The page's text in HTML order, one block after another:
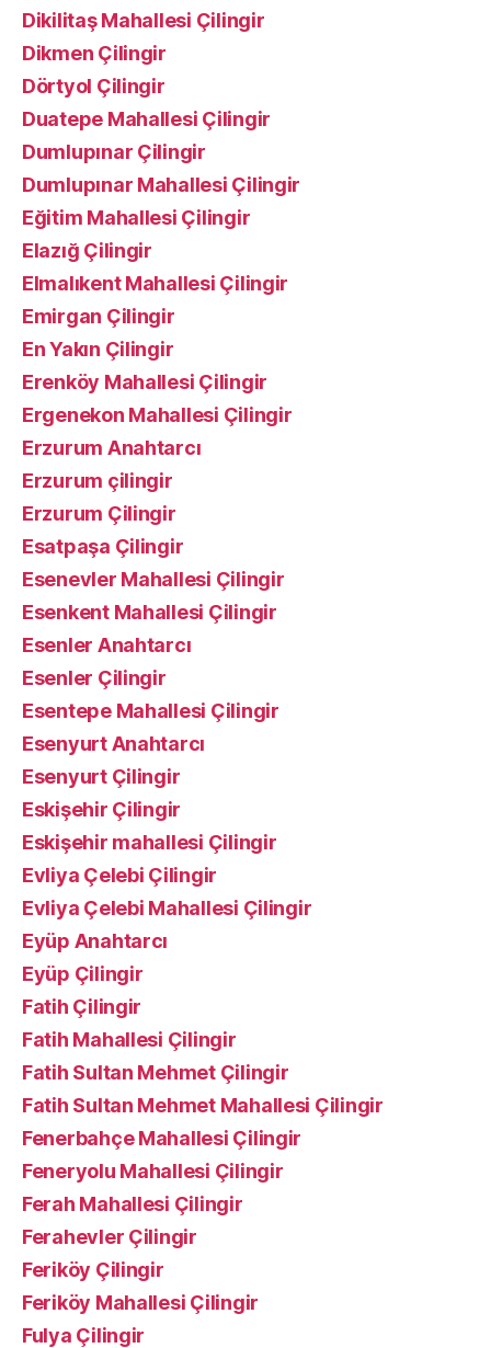
Dikilitaş Mahallesi Çilingir
Dikmen Çilingir
Dörtyol Çilingir
Duatepe Mahallesi Çilingir
Dumlupınar Çilingir
Dumlupınar Mahallesi Çilingir
Eğitim Mahallesi Çilingir
Elazığ Çilingir
Elmalıkent Mahallesi Çilingir
Emirgan Çilingir
En Yakın Çilingir
Erenköy Mahallesi Çilingir
Ergenekon Mahallesi Çilingir
Erzurum Anahtarcı
Erzurum çilingir
Erzurum Çilingir
Esatpaşa Çilingir
Esenevler Mahallesi Çilingir
Esenkent Mahallesi Çilingir
Esenler Anahtarcı
Esenler Çilingir
Esentepe Mahallesi Çilingir
Esenyurt Anahtarcı
Esenyurt Çilingir
Eskişehir Çilingir
Eskişehir mahallesi Çilingir
Evliya Çelebi Çilingir
Evliya Çelebi Mahallesi Çilingir
Eyüp Anahtarcı
Eyüp Çilingir
Fatih Çilingir
Fatih Mahallesi Çilingir
Fatih Sultan Mehmet Çilingir
Fatih Sultan Mehmet Mahallesi Çilingir
Fenerbahçe Mahallesi Çilingir
Feneryolu Mahallesi Çilingir
Ferah Mahallesi Çilingir
Ferahevler Çilingir
Feriköy Çilingir
Feriköy Mahallesi Çilingir
Fulya Çilingir